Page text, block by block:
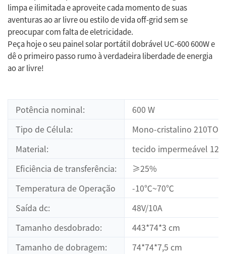
limpa e ilimitada e aproveite cada momento de suas
aventuras ao ar livre ou estilo de vida off-grid sem se
preocupar com falta de eletricidade.
Peça hoje o seu painel solar portátil dobrável UC-600 600W e
dê o primeiro passo rumo à verdadeira liberdade de energia
ao ar livre!
Potência nominal:
600 W
Tipo de Célula:
Mono-cristalino
Material:
tecido impermeável
Eficiência de transferência:
≥25%
Temperatura de Operação
-10℃~70℃
Saída dc:
48V/10A
Tamanho desdobrado:
443*74*3 cm
Tamanho de dobragem:
74*74*7,5 cm